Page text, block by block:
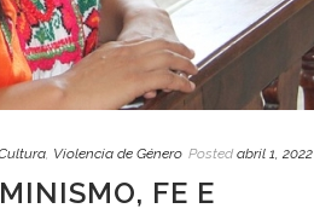
, Violencia de Género Posted abril 1, 2022
FE E